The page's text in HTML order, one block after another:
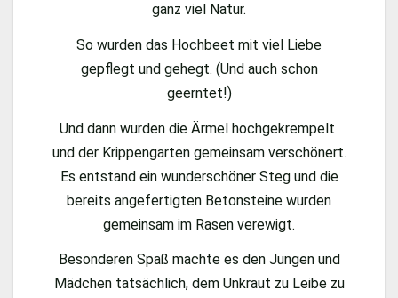
ganz viel Natur.
So wurden das Hochbeet mit viel Liebe
gepflegt und gehegt. (Und auch schon
geerntet!)
Und dann wurden die Ärmel hochgekrempelt
und der Krippengarten gemeinsam verschönert.
Es entstand ein wunderschöner Steg und die
bereits angefertigten Betonsteine wurden
gemeinsam im Rasen verewigt.
Besonderen Spaß machte es den Jungen und
Mädchen tatsächlich, dem Unkraut zu Leibe zu